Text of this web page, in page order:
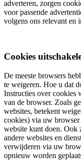
adverteren, zorgen
voor passende
volgens ons relevant en
Cookies
De meeste browsers
te weigeren. Hoe u dat
Instructies over cookies
van de browser. Zoals
websites, betekent
cookies) via uw browser
website kunt doen. Ook
andere websites en
verwijderen via uw
opnieuw worden